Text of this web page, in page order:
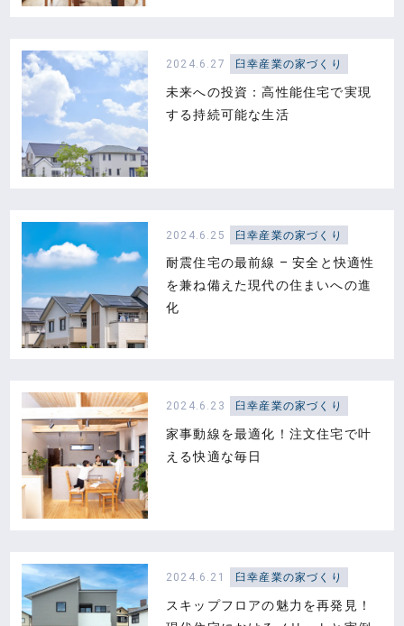
2024.6.27 臼幸産業の家づくり
未来への投資：高性能住宅で実現
する持続可能な生活
2024.6.25 臼幸産業の家づくり
耐震住宅の最前線 – 安全と快適性
を兼ね備えた現代の住まいへの進
化
2024.6.23 臼幸産業の家づくり
家事動線を最適化！注文住宅で叶
える快適な毎日
2024.6.21 臼幸産業の家づくり
スキップフロアの魅力を再発見！